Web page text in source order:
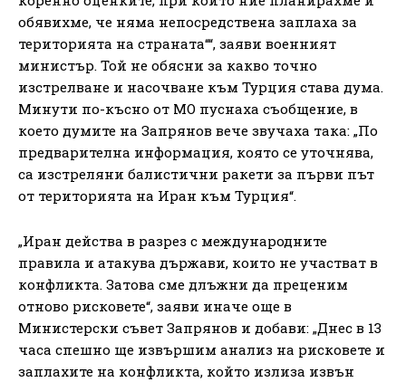
обявихме, че няма непосредствена заплаха за
територията на страната““, заяви военният
министър. Той не обясни за какво точно
изстрелване и насочване към Турция става дума.
Минути по-късно от МО пуснаха съобщение, в
което думите на Запрянов вече звучаха така: „По
предварителна информация, която се уточнява,
са изстреляни балистични ракети за първи път
от територията на Иран към Турция“.
„Иран действа в разрез с международните
правила и атакува държави, които не участват в
конфликта. Затова сме длъжни да преценим
отново рисковете“, заяви иначе още в
Министерски съвет Запрянов и добави: „Днес в 13
часа спешно ще извършим анализ на рисковете и
заплахите на конфликта, който излиза извън